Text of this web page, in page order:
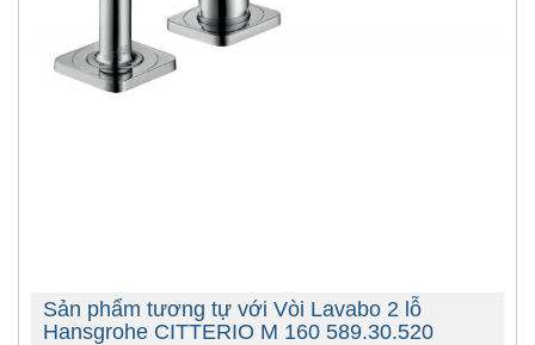
Sản phẩm tương tự với Vòi Lavabo 2 lỗ
Hansgrohe CITTERIO M 160 589.30.520